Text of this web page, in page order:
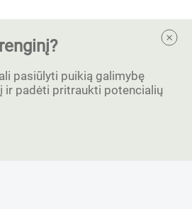
pasiūlyti puikią galimybę
ir padėti pritraukti potencialių